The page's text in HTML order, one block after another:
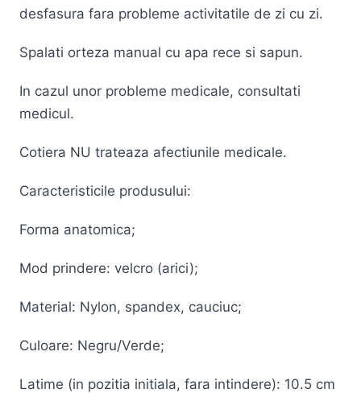
desfasura fara probleme activitatile de zi cu zi.
Spalati orteza manual cu apa rece si sapun.
In cazul unor probleme medicale, consultati
medicul.
Cotiera NU trateaza afectiunile medicale.
Caracteristicile produsului:
Forma anatomica;
Mod prindere: velcro (arici);
Material: Nylon, spandex, cauciuc;
Culoare: Negru/Verde;
Latime (in pozitia initiala, fara intindere): 10.5 cm